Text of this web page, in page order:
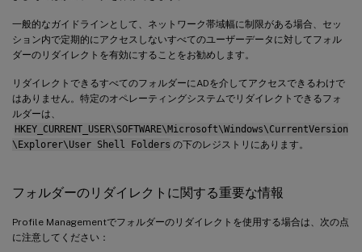
一般的なガイドラインとして、ネットワーク帯域幅に制限がある場合、セッ
ション内で定期的にアクセスしないすべてのユーザーデータに対してフォル
ダーのリダイレクトを有効にすることをお勧めします。
リダイレクトできるすべてのフォルダーにADを介してアクセスできるわけで
はありません。特定のオペレーティングシステムでリダイレクトできるフォ
ルダーは、
HKEY_CURRENT_USER\SOFTWARE\Microsoft\Windows\CurrentVersion
\Explorer\User Shell Folders の下のレジストリにあります。
フォルダーのリダイレクトに関する重要な情報
Profile Managementでフォルダーのリダイレクトを使用する場合は、次の点
に注意してください：